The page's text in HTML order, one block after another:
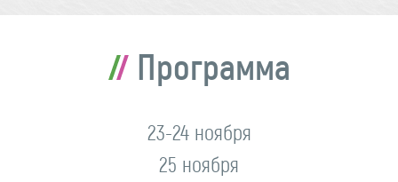
Программа
23-24 ноября
25 ноября